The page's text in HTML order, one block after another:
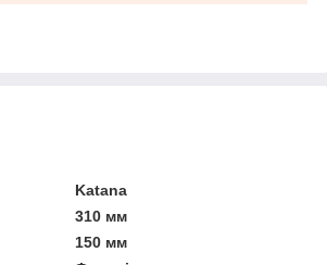
Katana
310 мм
150 мм